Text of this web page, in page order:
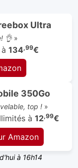
Ultra
👌»
134,99€
350Go
top !»
à 12,99€
Amazon
à 16h14